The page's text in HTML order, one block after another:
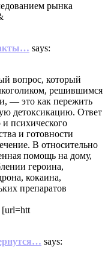
рынка
says:
вопрос, который
решившимся
— это как пережить
детоксикацию. Ответ
и психического
и готовности
В относительно
помощь на дому,
героина,
кокаина,
препаратов
says: